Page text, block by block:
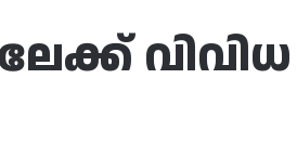
വിവിധ